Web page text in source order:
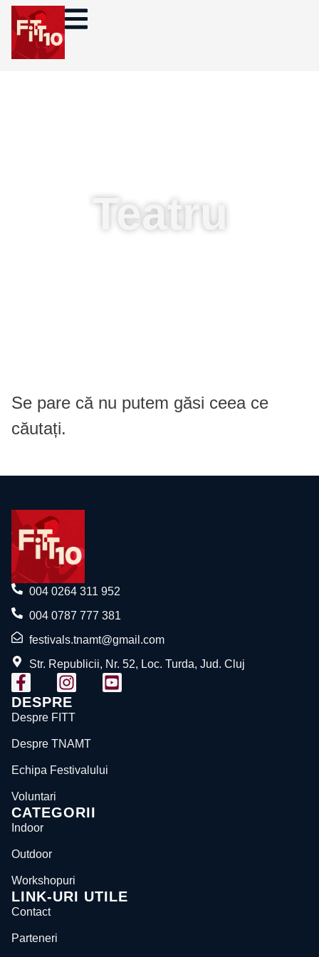
Teatru
Se pare că nu putem găsi ceea ce
căutați.
004 0264 311 952
004 0787 777 381
festivals.tnamt@gmail.com
Str. Republicii, Nr. 52, Loc. Turda, Jud. Cluj
DESPRE
Despre FITT
Despre TNAMT
Echipa Festivalului
Voluntari
CATEGORII
Indoor
Outdoor
Workshopuri
LINK-URI UTILE
Contact
Parteneri